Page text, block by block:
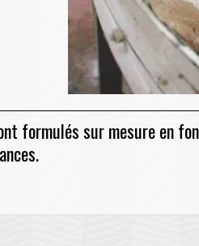
formulés sur mesure en